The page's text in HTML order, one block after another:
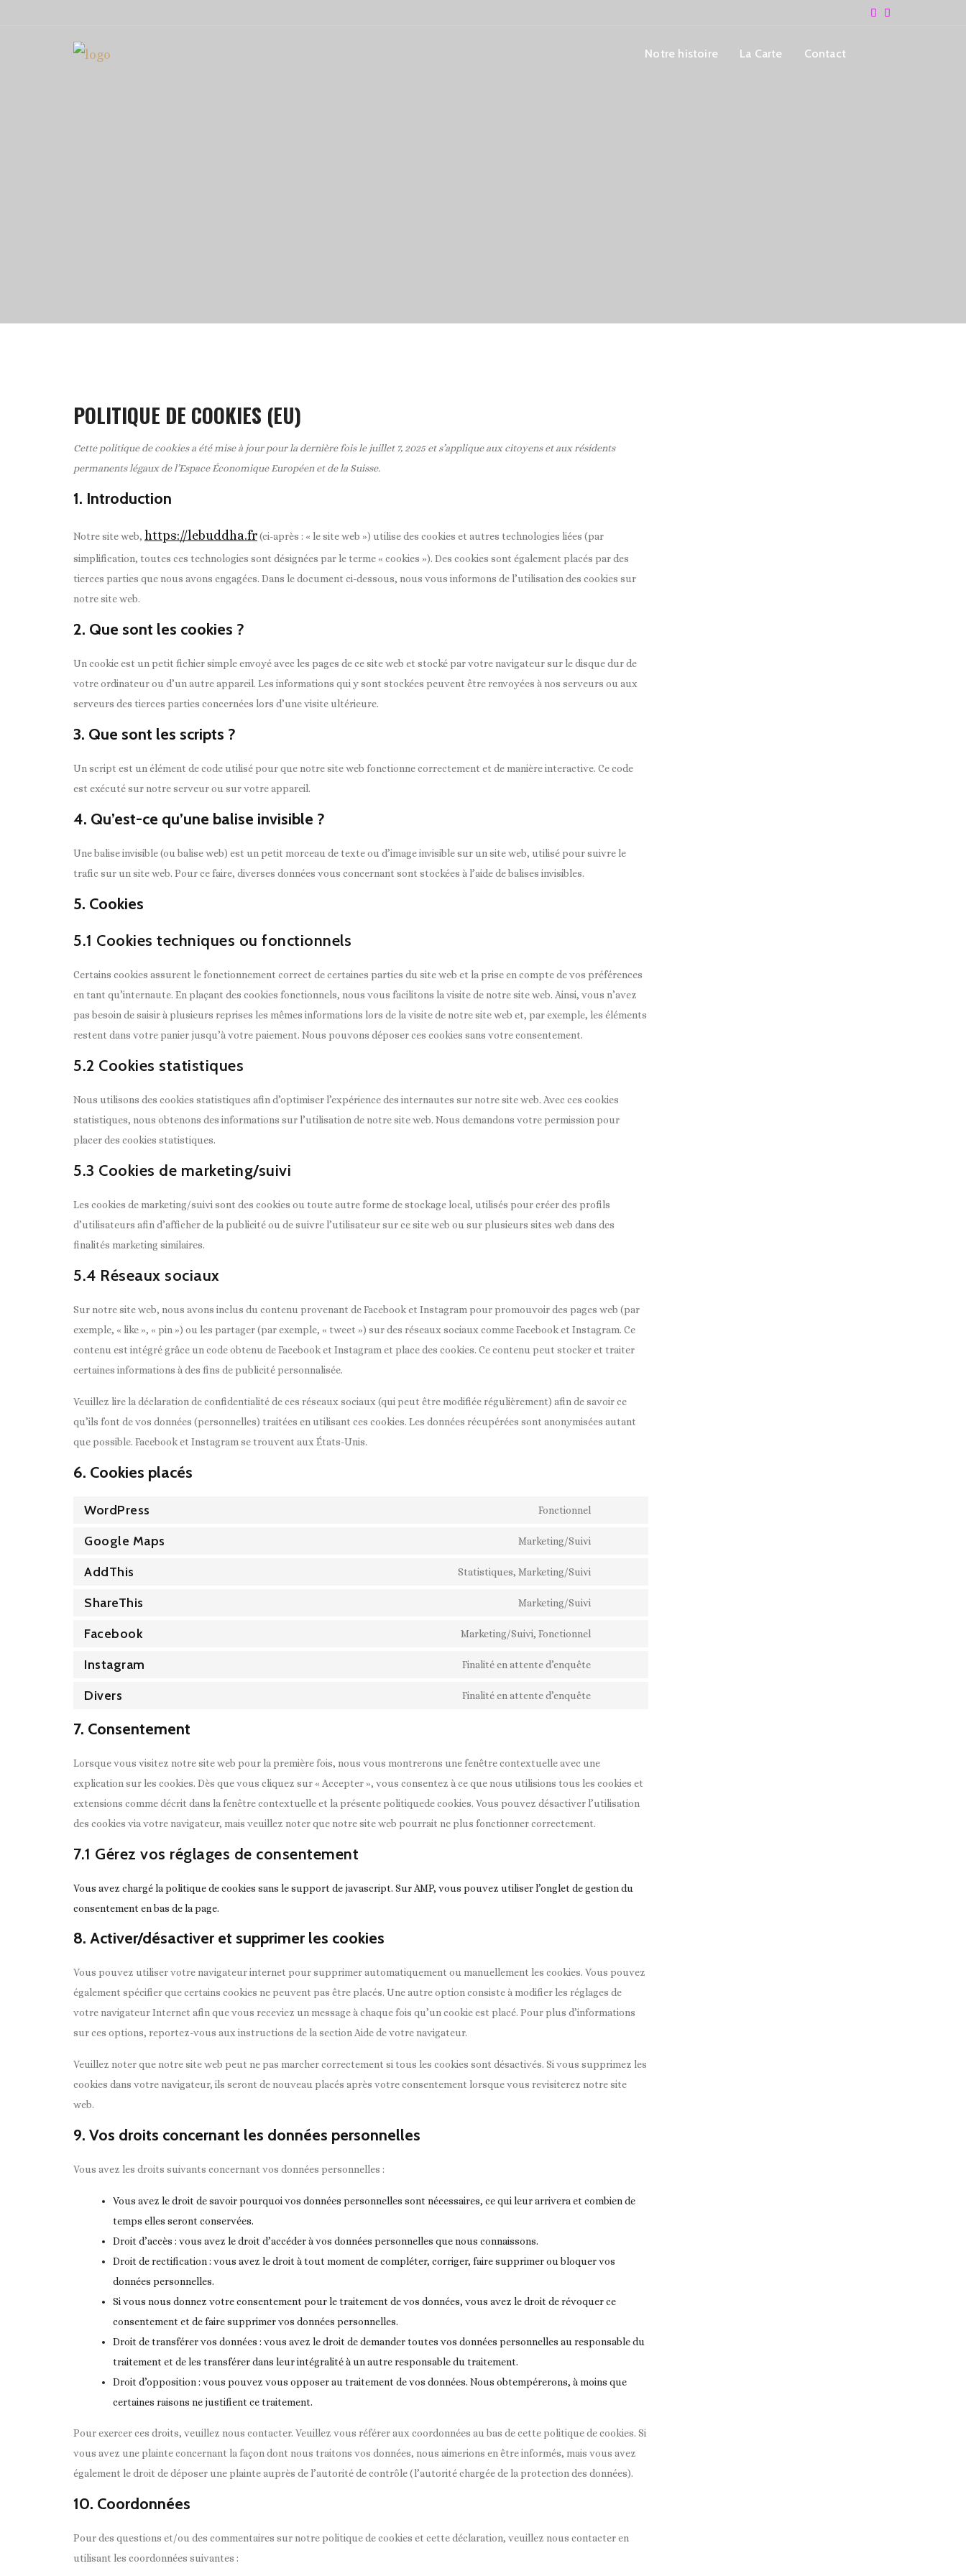
Notre histoire La Carte Contact
POLITIQUE DE COOKIES (EU)
Cette politique de cookies a été mise à jour pour la dernière fois le juillet 7, 2025 et s’applique aux citoyens et aux résidents
permanents légaux de l’Espace Économique Européen et de la Suisse.
1. Introduction
Notre site web, https://lebuddha.fr(ci-après : « le site web ») utilise des cookies et autres technologies liées (par
simplification, toutes ces technologies sont désignées par le terme « cookies »). Des cookies sont également placés par des
tierces parties que nous avons engagées. Dans le document ci-dessous, nous vous informons de l’utilisation des cookies sur
notre site web.
2. Que sont les cookies ?
Un cookie est un petit fichier simple envoyé avec les pages de ce site web et stocké par votre navigateur sur le disque dur de
votre ordinateur ou d’un autre appareil. Les informations qui y sont stockées peuvent être renvoyées à nos serveurs ou aux
serveurs des tierces parties concernées lors d’une visite ultérieure.
3. Que sont les scripts ?
Un script est un élément de code utilisé pour que notre site web fonctionne correctement et de manière interactive. Ce code
est exécuté sur notre serveur ou sur votre appareil.
4. Qu’est-ce qu’une balise invisible ?
Une balise invisible (ou balise web) est un petit morceau de texte ou d’image invisible sur un site web, utilisé pour suivre le
trafic sur un site web. Pour ce faire, diverses données vous concernant sont stockées à l’aide de balises invisibles.
5. Cookies
5.1 Cookies techniques ou fonctionnels
Certains cookies assurent le fonctionnement correct de certaines parties du site web et la prise en compte de vos préférences
en tant qu’internaute. En plaçant des cookies fonctionnels, nous vous facilitons la visite de notre site web. Ainsi, vous n’avez
pas besoin de saisir à plusieurs reprises les mêmes informations lors de la visite de notre site web et, par exemple, les éléments
restent dans votre panier jusqu’à votre paiement. Nous pouvons déposer ces cookies sans votre consentement.
5.2 Cookies statistiques
Nous utilisons des cookies statistiques afin d’optimiser l’expérience des internautes sur notre site web. Avec ces cookies
statistiques, nous obtenons des informations sur l’utilisation de notre site web. Nous demandons votre permission pour
placer des cookies statistiques.
5.3 Cookies de marketing/suivi
Les cookies de marketing/suivi sont des cookies ou toute autre forme de stockage local, utilisés pour créer des profils
d’utilisateurs afin d’afficher de la publicité ou de suivre l’utilisateur sur ce site web ou sur plusieurs sites web dans des
finalités marketing similaires.
5.4 Réseaux sociaux
Sur notre site web, nous avons inclus du contenu provenant de Facebook et Instagram pour promouvoir des pages web (par
exemple, « like », « pin ») ou les partager (par exemple, « tweet ») sur des réseaux sociaux comme Facebook et Instagram. Ce
contenu est intégré grâce un code obtenu de Facebook et Instagram et place des cookies. Ce contenu peut stocker et traiter
certaines informations à des fins de publicité personnalisée.
Veuillez lire la déclaration de confidentialité de ces réseaux sociaux (qui peut être modifiée régulièrement) afin de savoir ce
qu’ils font de vos données (personnelles) traitées en utilisant ces cookies. Les données récupérées sont anonymisées autant
que possible. Facebook et Instagram se trouvent aux États-Unis.
6. Cookies placés
WordPress Fonctionnel
Google Maps Marketing/Suivi
AddThis Statistiques, Marketing/Suivi
ShareThis Marketing/Suivi
Facebook Marketing/Suivi, Fonctionnel
Instagram Finalité en attente d’enquête
Divers Finalité en attente d’enquête
7. Consentement
Lorsque vous visitez notre site web pour la première fois, nous vous montrerons une fenêtre contextuelle avec une
explication sur les cookies. Dès que vous cliquez sur « Accepter », vous consentez à ce que nous utilisions tous les cookies et
extensions comme décrit dans la fenêtre contextuelle et la présente politiquede cookies. Vous pouvez désactiver l’utilisation
des cookies via votre navigateur, mais veuillez noter que notre site web pourrait ne plus fonctionner correctement.
7.1 Gérez vos réglages de consentement
Vous avez chargé la politique de cookies sans le support de javascript. Sur AMP, vous pouvez utiliser l’onglet de gestion du
consentement en bas de la page.
8. Activer/désactiver et supprimer les cookies
Vous pouvez utiliser votre navigateur internet pour supprimer automatiquement ou manuellement les cookies. Vous pouvez
également spécifier que certains cookies ne peuvent pas être placés. Une autre option consiste à modifier les réglages de
votre navigateur Internet afin que vous receviez un message à chaque fois qu’un cookie est placé. Pour plus d’informations
sur ces options, reportez-vous aux instructions de la section Aide de votre navigateur.
Veuillez noter que notre site web peut ne pas marcher correctement si tous les cookies sont désactivés. Si vous supprimez les
cookies dans votre navigateur, ils seront de nouveau placés après votre consentement lorsque vous revisiterez notre site
web.
9. Vos droits concernant les données personnelles
Vous avez les droits suivants concernant vos données personnelles :
Vous avez le droit de savoir pourquoi vos données personnelles sont nécessaires, ce qui leur arrivera et combien de
temps elles seront conservées.
Droit d’accès : vous avez le droit d’accéder à vos données personnelles que nous connaissons.
Droit de rectification : vous avez le droit à tout moment de compléter, corriger, faire supprimer ou bloquer vos
données personnelles.
Si vous nous donnez votre consentement pour le traitement de vos données, vous avez le droit de révoquer ce
consentement et de faire supprimer vos données personnelles.
Droit de transférer vos données : vous avez le droit de demander toutes vos données personnelles au responsable du
traitement et de les transférer dans leur intégralité à un autre responsable du traitement.
Droit d’opposition : vous pouvez vous opposer au traitement de vos données. Nous obtempérerons, à moins que
certaines raisons ne justifient ce traitement.
Pour exercer ces droits, veuillez nous contacter. Veuillez vous référer aux coordonnées au bas de cette politique de cookies. Si
vous avez une plainte concernant la façon dont nous traitons vos données, nous aimerions en être informés, mais vous avez
également le droit de déposer une plainte auprès de l’autorité de contrôle (l’autorité chargée de la protection des données).
10. Coordonnées
Pour des questions et/ou des commentaires sur notre politique de cookies et cette déclaration, veuillez nous contacter en
utilisant les coordonnées suivantes :